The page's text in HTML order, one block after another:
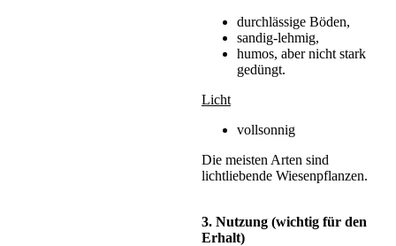
durchlässige Böden,
sandig-lehmig,
humos, aber nicht stark
gedüngt.
Licht
vollsonnig
Die meisten Arten sind
lichtliebende Wiesenpflanzen.
3. Nutzung (wichtig für den
Erhalt)